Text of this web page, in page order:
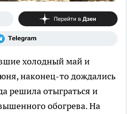
холодный май и
наконец-то дождались
решила отыграться и
обогрева. На